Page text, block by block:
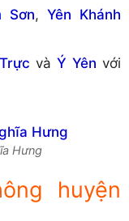
Sơn,Yên Khánh
và Ý Yên với
Hưng
huyện